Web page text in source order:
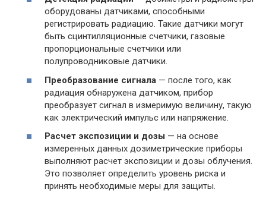
оборудованы датчиками, способными
регистрировать радиацию. Такие датчики могут
быть сцинтилляционные счетчики, газовые
пропорциональные счетчики или
полупроводниковые датчики.
Преобразование сигнала — после того, как
радиация обнаружена датчиком, прибор
преобразует сигнал в измеримую величину, такую
как электрический импульс или напряжение.
Расчет экспозиции и дозы — на основе
измеренных данных дозиметрические приборы
выполняют расчет экспозиции и дозы облучения.
Это позволяет определить уровень риска и
принять необходимые меры для защиты.